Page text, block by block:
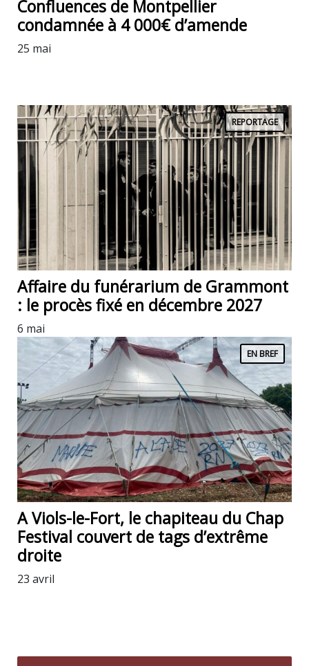
Confluences de Montpellier
condamnée à 4 000€ d’amende
25 mai
REPORTAGE
Affaire du funérarium de Grammont
: le procès fixé en décembre 2027
6 mai
EN BREF
A Viols-le-Fort, le chapiteau du Chap
Festival couvert de tags d’extrême
droite
23 avril